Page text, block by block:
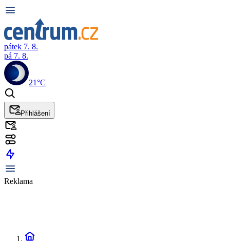
pátek 7. 8.
pá 7. 8.
21°C
Přihlášení
Reklama